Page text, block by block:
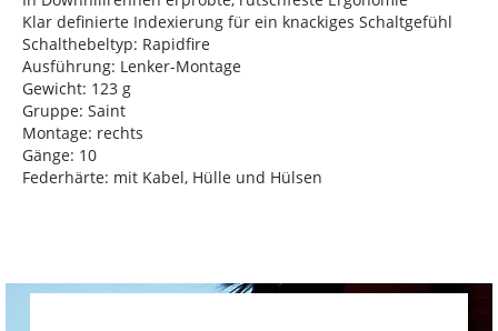
Klar definierte Indexierung für ein knackiges Schaltgefühl
Schalthebeltyp: Rapidfire
Ausführung: Lenker-Montage
Gewicht: 123 g
Gruppe: Saint
Montage: rechts
Gänge: 10
Federhärte: mit Kabel, Hülle und Hülsen